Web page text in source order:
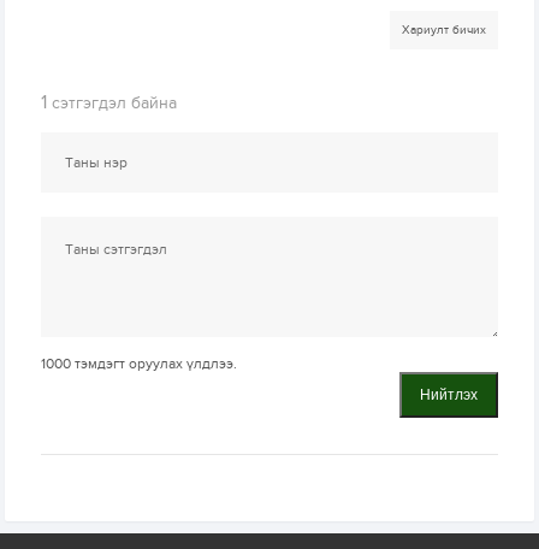
Хариулт бичих
1 сэтгэгдэл байна
1000 тэмдэгт оруулах үлдлээ.
Нийтлэх